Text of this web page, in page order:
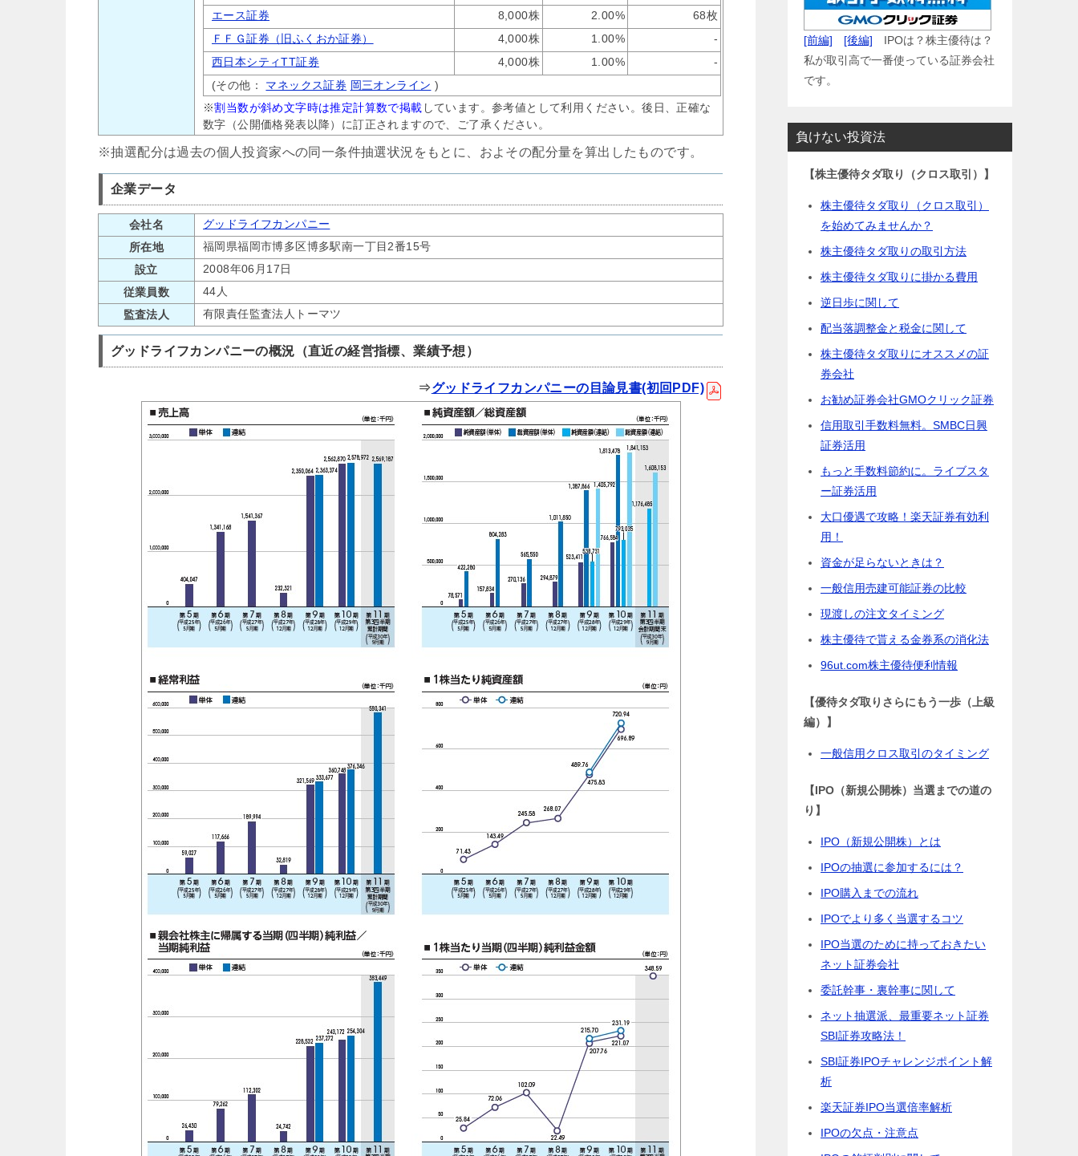
エース証券
8,000株 2.00%
68枚
ＦＦＧ証券（旧ふくおか証券）
4,000株 1.00%
-
西日本シティTT証券
4,000株 1.00%
-
(その他： マネックス証券 岡三オンライン )
※割当数が斜め文字時は推定計算数で掲載 しています。参考値として利用ください。後日、正確な
数字（公開価格発表以降）に訂正されますので、ご了承ください。
※抽選配分は過去の個人投資家への同一条件抽選状況をもとに、およその配分量を算出したものです。
企業データ
会社名
グッドライフカンパニー
所在地
福岡県福岡市博多区博多駅南一丁目2番15号
設立
2008年06月17日
従業員数
44人
監査法人
有限責任監査法人トーマツ
グッドライフカンパニーの概況（直近の経営指標、業績予想）
⇒グッドライフカンパニーの目論見書(初回PDF)
[前編] [後編] IPOは？株主優待は？
私が取引高で一番使っている証券会社
です。
負けない投資法
【株主優待タダ取り（クロス取引）】
株主優待タダ取り（クロス取引）
を始めてみませんか？
株主優待タダ取りの取引方法
株主優待タダ取りに掛かる費用
逆日歩に関して
配当落調整金と税金に関して
株主優待タダ取りにオススメの証
券会社
お勧め証券会社GMOクリック証券
信用取引手数料無料。SMBC日興
証券活用
もっと手数料節約に。ライブスタ
ー証券活用
大口優遇で攻略！楽天証券有効利
用！
資金が足らないときは？
一般信用売建可能証券の比較
現渡しの注文タイミング
株主優待で貰える金券系の消化法
96ut.com株主優待便利情報
【優待タダ取りさらにもう一歩（上級
編）】
一般信用クロス取引のタイミング
【IPO（新規公開株）当選までの道の
り】
IPO（新規公開株）とは
IPOの抽選に参加するには？
IPO購入までの流れ
IPOでより多く当選するコツ
IPO当選のために持っておきたい
ネット証券会社
委託幹事・裏幹事に関して
ネット抽選派、最重要ネット証券
SBI証券攻略法！
SBI証券IPOチャレンジポイント解
析
楽天証券IPO当選倍率解析
IPOの欠点・注意点